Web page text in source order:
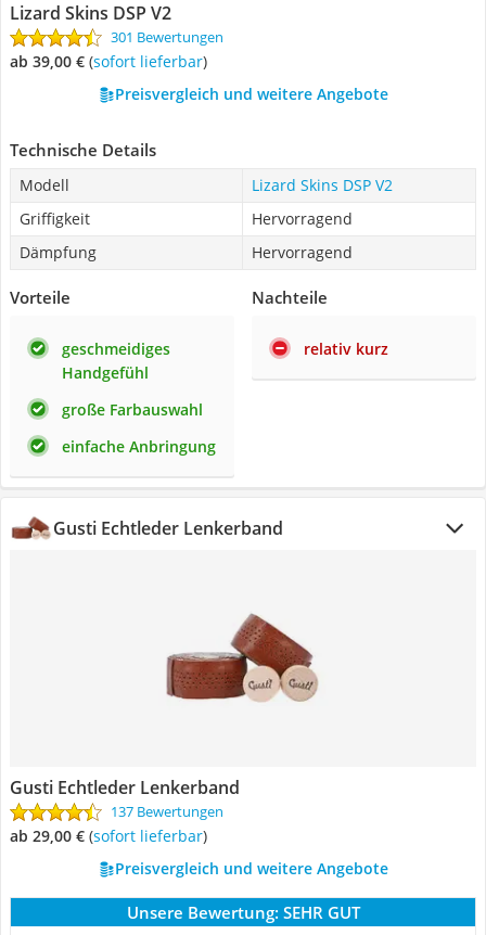
Lizard Skins DSP V2
301 Bewertungen
ab 39,00 € ( Sofort lieferbar)
Preisvergleich und weitere Angebote
Technische Details
Modell
Lizard Skins DSP V2
Griffigkeit
Hervorragend
Dämpfung
Hervorragend
Vorteile
geschmeidiges
Handgefühl
große Farbauswahl
einfache Anbringung
Nachteile
relativ kurz
Gusti Echtleder Lenkerband
Gusti Echtleder Lenkerband
137 Bewertungen
ab 29,00 € ( Sofort lieferbar)
Preisvergleich und weitere Angebote
Unsere Bewertung: SEHR GUT